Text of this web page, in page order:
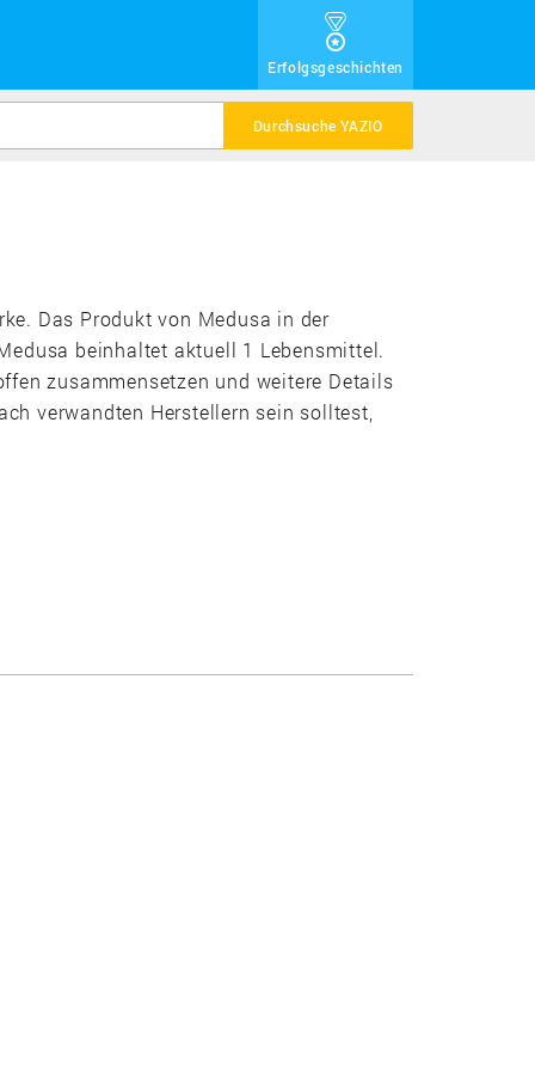
Erfolgsgeschichten
Durchsuche YAZIO
Das Produkt von Medusa in der
beinhaltet aktuell 1 Lebensmittel.
zusammensetzen und weitere Details
verwandten Herstellern sein solltest,